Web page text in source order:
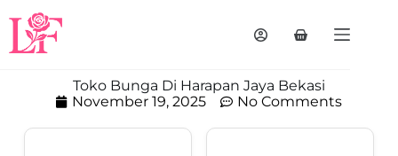
Toko Bunga Di Harapan Jaya Bekasi
November 19, 2025
No Comments